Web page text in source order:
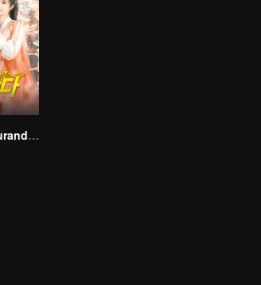
Rainha dos Curandeiros (Versão Coreana)